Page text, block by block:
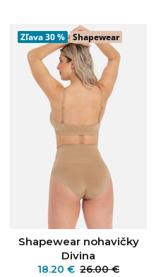
Zľava30 % Shapewear
Shapewear nohavičky
Divina
18.20 € 26.00 €